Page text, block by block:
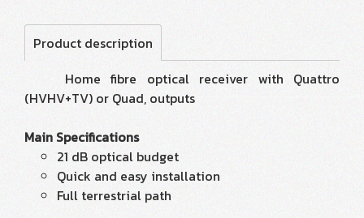
Product description
Home fibre optical receiver with Quattro
(HVHV+TV) or Quad, outputs
Main Specifications
21 dB optical budget
Quick and easy installation
Full terrestrial path